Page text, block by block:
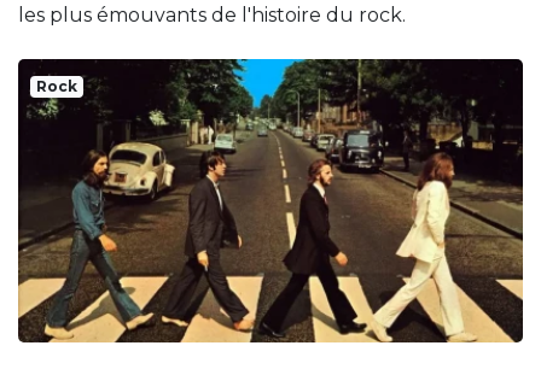
les plus émouvants de l'histoire du rock.
Rock